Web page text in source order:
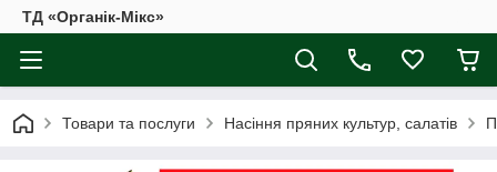
ТД «Органік-Мікс»
Товари та послуги Насіння пряних культур, салатів